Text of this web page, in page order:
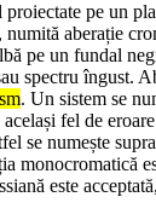
pe un
numită aberație
pe un fundal
spectru îngust.
. Un sistem se
același fel de
se numește
monocromatică
este